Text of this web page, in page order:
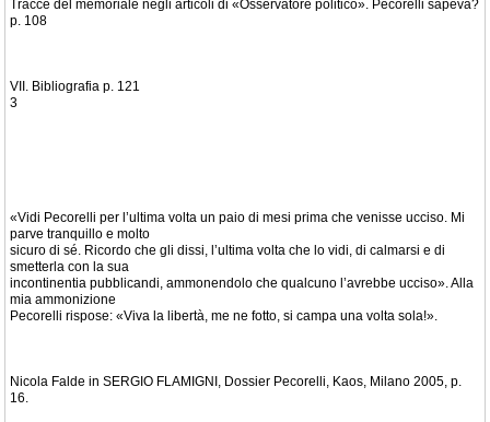
Tracce del memoriale negli articoli di «Osservatore politico». Pecorelli sapeva?
p. 108
VII. Bibliografia p. 121
3
«Vidi Pecorelli per l’ultima volta un paio di mesi prima che venisse ucciso. Mi
parve tranquillo e molto
sicuro di sé. Ricordo che gli dissi, l’ultima volta che lo vidi, di calmarsi e di
smetterla con la sua
incontinentia pubblicandi, ammonendolo che qualcuno l’avrebbe ucciso». Alla
mia ammonizione
Pecorelli rispose: «Viva la libertà, me ne fotto, si campa una volta sola!».
Nicola Falde in SERGIO FLAMIGNI, Dossier Pecorelli, Kaos, Milano 2005, p.
16.